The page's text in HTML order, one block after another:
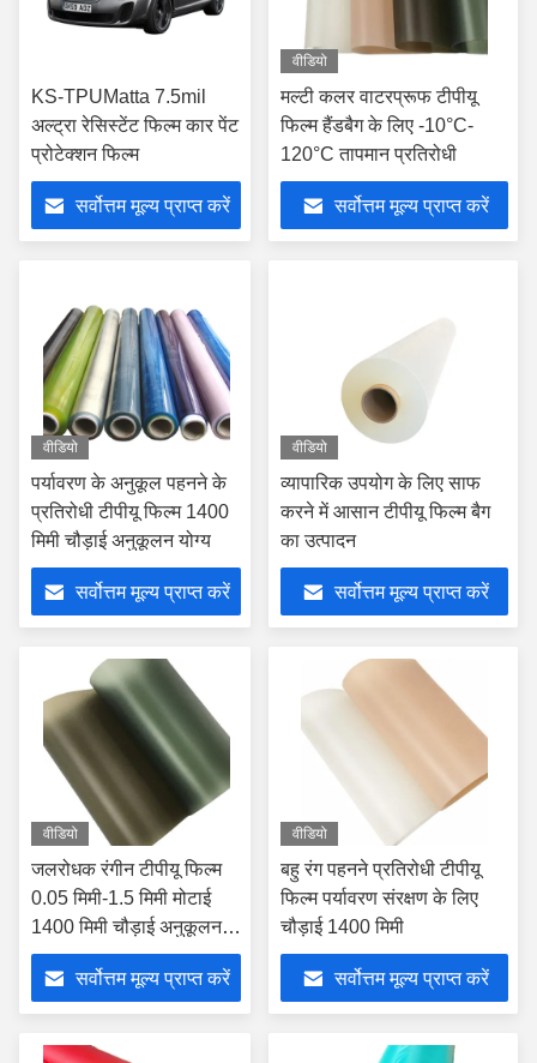
KS-TPUMatta 7.5mil
अल्ट्रा रेसिस्टेंट फिल्म कार पेंट
प्रोटेक्शन फिल्म
सर्वोत्तम मूल्य प्राप्त करें
वीडियो
मल्टी कलर वाटरप्रूफ टीपीयू
फिल्म हैंडबैग के लिए -10°C-
120°C तापमान प्रतिरोधी
सर्वोत्तम मूल्य प्राप्त करें
वीडियो
पर्यावरण के अनुकूल पहनने के
प्रतिरोधी टीपीयू फिल्म 1400
मिमी चौड़ाई अनुकूलन योग्य
सर्वोत्तम मूल्य प्राप्त करें
वीडियो
व्यापारिक उपयोग के लिए साफ
करने में आसान टीपीयू फिल्म बैग
का उत्पादन
सर्वोत्तम मूल्य प्राप्त करें
वीडियो
जलरोधक रंगीन टीपीयू फिल्म
0.05 मिमी-1.5 मिमी मोटाई
1400 मिमी चौड़ाई अनुकूलन
योग्य
सर्वोत्तम मूल्य प्राप्त करें
वीडियो
बहु रंग पहनने प्रतिरोधी टीपीयू
फिल्म पर्यावरण संरक्षण के लिए
चौड़ाई 1400 मिमी
सर्वोत्तम मूल्य प्राप्त करें